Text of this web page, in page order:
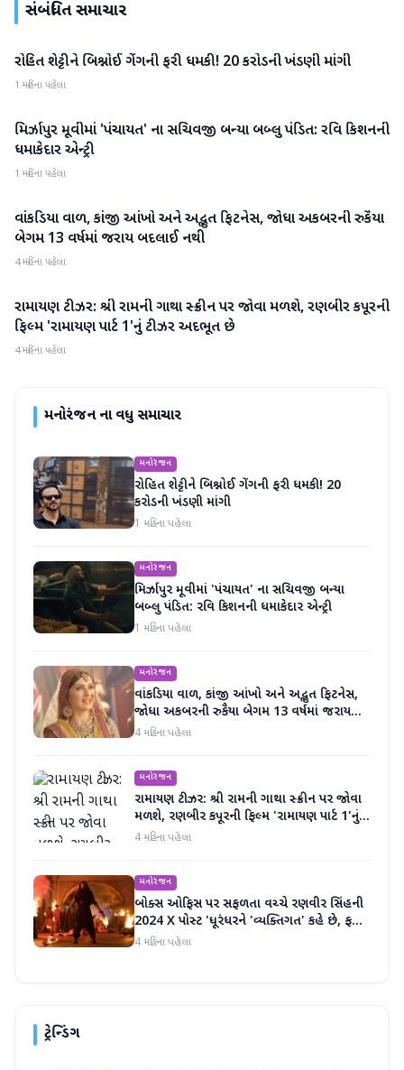
સંબંધિત સમાચાર
મનોરંજન
રોહિત શેટ્ટીને બિશ્નોઈ ગેંગની ફરી ધમકી! 20 કરોડની ખંડણી માંગી
1 મહિના પહેલા
મનોરંજન
મિર્ઝાપુર મૂવીમાં 'પંચાયત' ના સચિવજી બન્યા બબ્લુ પંડિત: રવિ કિશનની
ધમાકેદાર એન્ટ્રી
1 મહિના પહેલા
મનોરંજન
વાંકડિયા વાળ, કાંજી આંખો અને અદ્ભુત ફિટનેસ, જોધા અકબરની રુકૈયા
બેગમ 13 વર્ષમાં જરાય બદલાઈ નથી
4 મહિના પહેલા
મનોરંજન
રામાયણ ટીઝર: શ્રી રામની ગાથા સ્ક્રીન પર જોવા મળશે, રણબીર કપૂરની
ફિલ્મ 'રામાયણ પાર્ટ 1'નું ટીઝર અદભૂત છે
4 મહિના પહેલા
મનોરંજનના વધુ સમાચાર
મનોરંજન
રોહિત શેટ્ટીને બિશ્નોઈ ગેંગની ફરી ધમકી! 20
કરોડની ખંડણી માંગી
1 મહિના પહેલા
મનોરંજન
મિર્ઝાપુર મૂવીમાં 'પંચાયત' ના સચિવજી બન્યા
બબ્લુ પંડિત: રવિ કિશનની ધમાકેદાર એન્ટ્રી
1 મહિના પહેલા
મનોરંજન
વાંકડિયા વાળ, કાંજી આંખો અને અદ્ભુત ફિટનેસ,
જોધા અકબરની રુકૈયા બેગમ 13 વર્ષમાં જરાય
બદલાઈ નથી
4 મહિના પહેલા
મનોરંજન
રામાયણ ટીઝર: શ્રી રામની ગાથા સ્ક્રીન પર જોવા
મળશે, રણબીર કપૂરની ફિલ્મ 'રામાયણ પાર્ટ 1'નું
ટીઝર અદભૂત છે
4 મહિના પહેલા
મનોરંજન
બોક્સ ઓફિસ પર સફળતા વચ્ચે રણવીર સિંહની
2024 X પોસ્ટ 'ધૂરંધરને 'વ્યક્તિગત' કહે છે, ફરી
એકવાર ચર્ચામાં
4 મહિના પહેલા
ટ્રેન્ડિંગ